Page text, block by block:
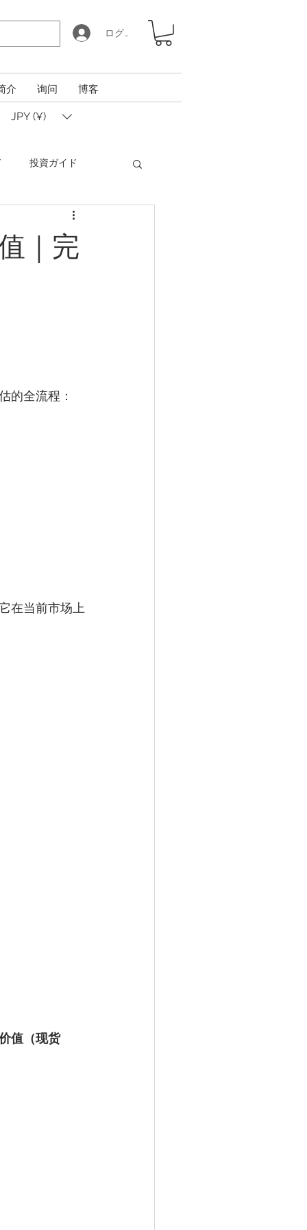
ログイン
介 询问 博客
JPY (¥)
投資ガイド
Coin Calculator Q&A
｜完
的全流程：
在当前市场上
值（现货